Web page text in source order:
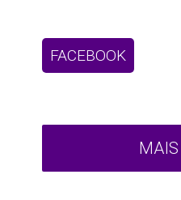
FACEBOOK